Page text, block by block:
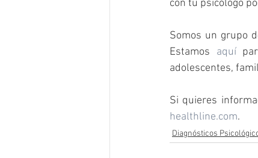
con tu psicólogo
Somos un grupo
Estamos aquí
adolescentes,
healthline.com.
Diagnósticos